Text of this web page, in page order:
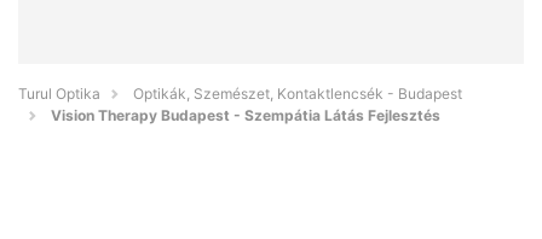
Turul Optika
Optikák, Szemészet, Kontaktlencsék - Budapest
Vision Therapy Budapest - Szempátia Látás Fejlesztés